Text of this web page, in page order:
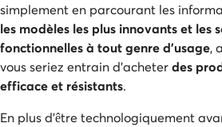
simplement en parcourant les
les modèles les plus innovants et les
fonctionnelles à tout genre d’usage,
vous seriez entrain d’acheterdes
efficace et résistants.
En plus d’être technologiquement